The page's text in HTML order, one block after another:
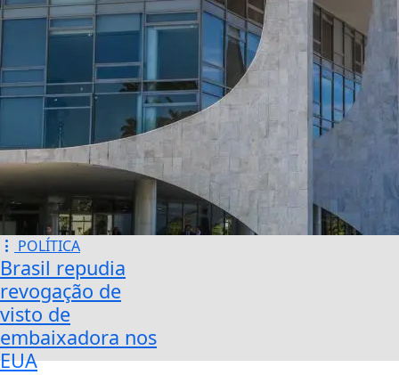
POLÍTICA
Brasil repudia
revogação de
visto de
embaixadora nos
EUA